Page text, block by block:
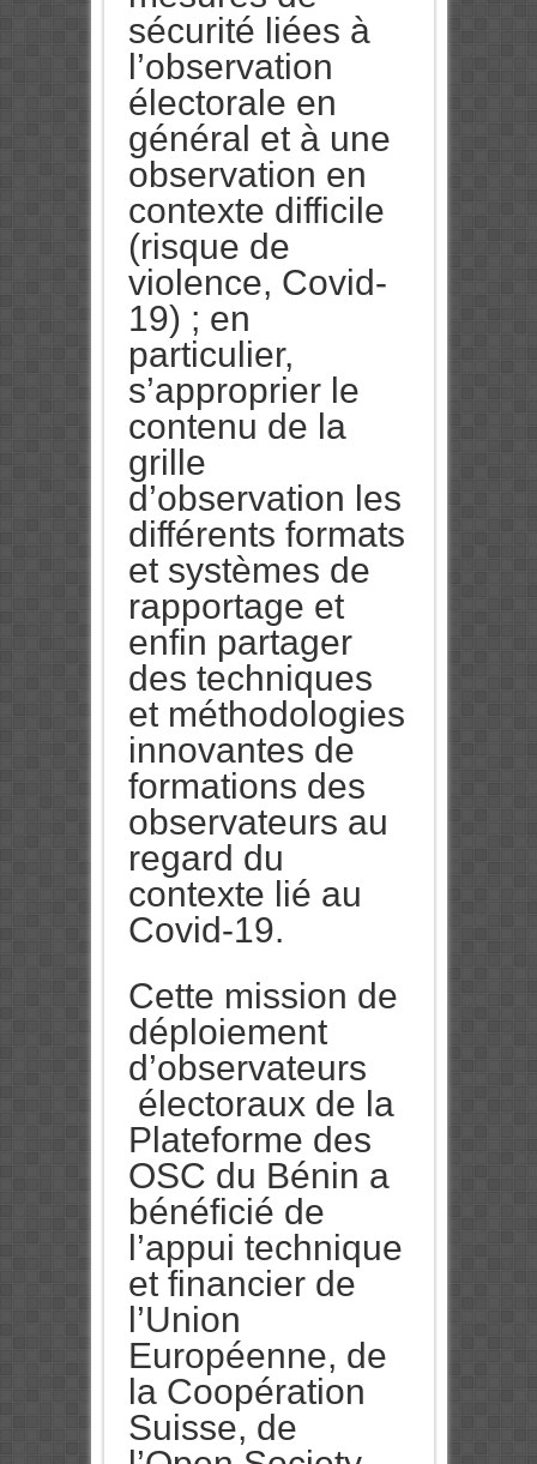
sécurité liées à
l’observation
électorale en
général et à une
observation en
contexte difficile
(risque de
violence, Covid-
19) ; en
particulier,
s’approprier le
contenu de la
grille
d’observation les
différents formats
et systèmes de
rapportage et
enfin partager
des techniques
et méthodologies
innovantes de
formations des
observateurs au
regard du
contexte lié au
Covid-19.
Cette mission de
déploiement
d’observateurs
électoraux de la
Plateforme des
OSC du Bénin a
bénéficié de
l’appui technique
et financier de
l’Union
Européenne, de
la Coopération
Suisse, de